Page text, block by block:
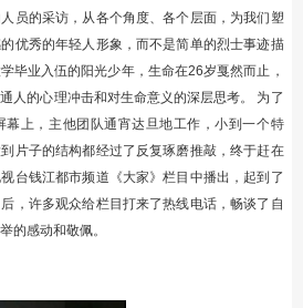
员的采访，从各个角度、各个层面，为我们塑
优秀的年轻人形象，而不是简单的烈士事迹描
毕业入伍的阳光少年，生命在26岁戛然而止，
人的心理冲击和对生命意义的深层思考。 为了
幕上，主他团队通宵达旦地工作，小到一个特
片子的结构都经过了反复琢磨推敲，终于赶在
台钱江都市频道《大家》栏目中播出，起到了
，许多观众给栏目打来了热线电话，畅谈了自
的感动和敬佩。